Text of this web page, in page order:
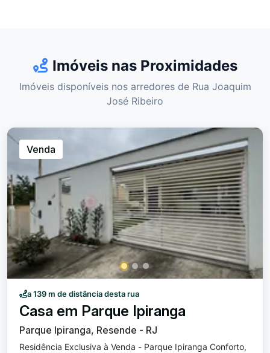
Imóveis nas Proximidades
Imóveis disponíveis nos arredores de Rua Joaquim
José Ribeiro
Venda
a 139 m de distância desta rua
Casa em Parque Ipiranga
Parque Ipiranga, Resende - RJ
Residência Exclusiva à Venda - Parque Ipiranga Conforto,